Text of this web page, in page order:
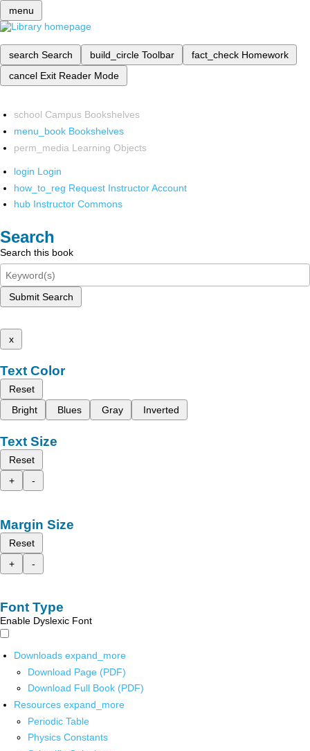
menu
search Search build_circle Toolbar fact_check Homework
cancel Exit Reader Mode
school Campus Bookshelves
menu_book Bookshelves
perm_media Learning Objects
login Login
how_to_reg Request Instructor Account
hub Instructor Commons
Search
Search this book
Submit Search
x
Text Color
Reset
Bright
Blues Gray Inverted
Text Size
Reset
+
-
Margin Size
Reset
+
-
Font Type
Enable Dyslexic Font
Downloads expand_more
Download Page (PDF)
Download Full Book (PDF)
Resources expand_more
Periodic Table
Physics Constants